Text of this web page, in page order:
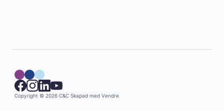
Copyright © 2026 C&C Skapad med Vendre